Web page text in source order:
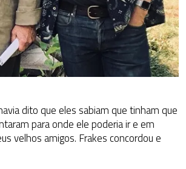
dito que eles sabiam que tinham que
para onde ele poderia ir e em
velhos amigos. Frakes concordou e